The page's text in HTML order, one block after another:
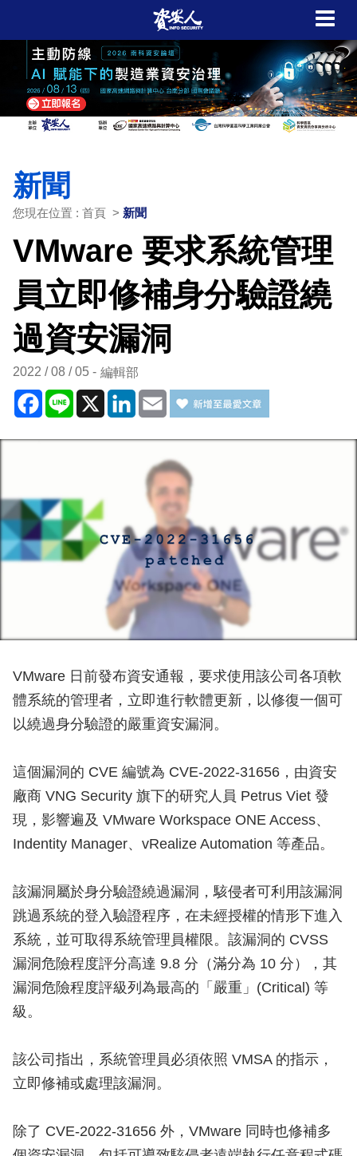
新聞
您現在位置 : 首頁 > 新聞
VMware 要求系統管理
員立即修補身分驗證繞
過資安漏洞
2022 / 08 / 05 編輯部
Facebook
Line X LinkedIn
Email
VMware 日前發布資安通報，要求使用該公司各項軟
體系統的管理者，立即進行軟體更新，以修復一個可
以繞過身分驗證的嚴重資安漏洞。
這個漏洞的 CVE 編號為 CVE-2022-31656，由資安
廠商 VNG Security 旗下的研究人員 Petrus Viet 發
現，影響遍及 VMware Workspace ONE Access、
Indentity Manager、vRealize Automation 等產品。
該漏洞屬於身分驗證繞過漏洞，駭侵者可利用該漏洞
跳過系統的登入驗證程序，在未經授權的情形下進入
系統，並可取得系統管理員權限。該漏洞的 CVSS
漏洞危險程度評分高達 9.8 分（滿分為 10 分），其
漏洞危險程度評級列為最高的「嚴重」(Critical) 等
級。
該公司指出，系統管理員必須依照 VMSA 的指示，
立即修補或處理該漏洞。
除了 CVE-2022-31656 外，VMware 同時也修補多